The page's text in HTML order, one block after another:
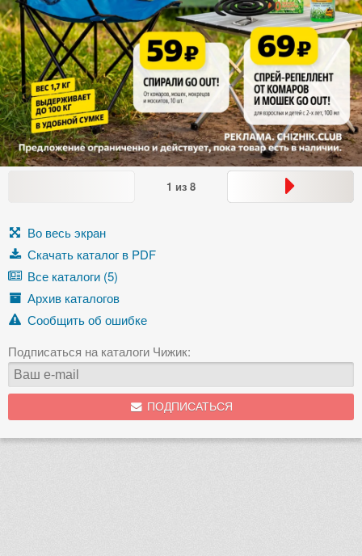
1 из 8
Во весь экран
Скачать каталог в PDF
Все каталоги (5)
Архив каталогов
Сообщить об ошибке
Подписаться на каталоги Чижик:
ПОДПИСАТЬСЯ